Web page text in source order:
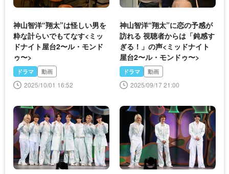
神山智洋“翔太”は怪しい男を
粋な計らいでもてなす<ミッ
ドナイト屋台2〜ル・モンド
ゥ〜>
ドラマ 動画
2025/10/01 16:52
神山智洋“翔太”に恋の予感が
訪れる 視聴者からは「鈍感す
ぎる！」の声<ミッドナイト
屋台2〜ル・モンドゥ〜>
ドラマ 動画
2025/09/17 21:00